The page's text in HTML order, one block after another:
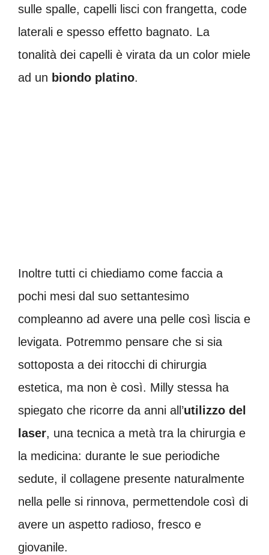
sulle spalle, capelli lisci con frangetta, code
laterali e spesso effetto bagnato. La
tonalità dei capelli è virata da un color miele
ad un biondo platino.
Inoltre tutti ci chiediamo come faccia a
pochi mesi dal suo settantesimo
compleanno ad avere una pelle così liscia e
levigata. Potremmo pensare che si sia
sottoposta a dei ritocchi di chirurgia
estetica, ma non è così. Milly stessa ha
spiegato che ricorre da anni all’utilizzo del
laser, una tecnica a metà tra la chirurgia e
la medicina: durante le sue periodiche
sedute, il collagene presente naturalmente
nella pelle si rinnova, permettendole così di
avere un aspetto radioso, fresco e
giovanile.